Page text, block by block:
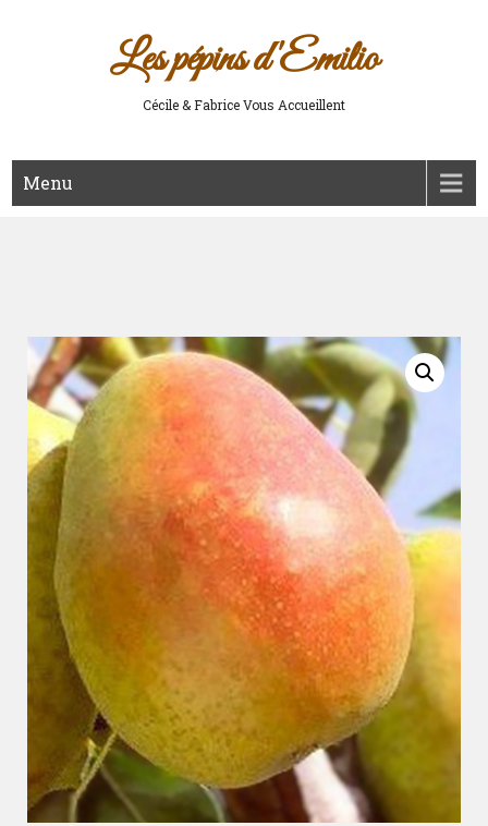
Les pépins d'Emilio
Cécile & Fabrice Vous Accueillent
Menu